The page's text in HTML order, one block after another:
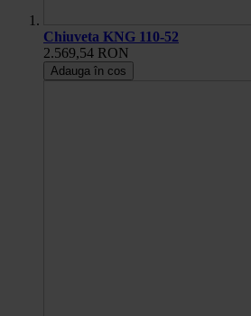
Chiuveta KNG 110-52
2.569,54 RON
Adauga în cos